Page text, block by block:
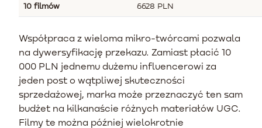
10 filmów 6628 PLN
Współpraca z wieloma mikro-twórcami pozwala
na dywersyfikację przekazu. Zamiast płacić 10
000 PLN jednemu dużemu influencerowi za
jeden post o wątpliwej skuteczności
sprzedażowej, marka może przeznaczyć ten sam
budżet na kilkanaście różnych materiałów UGC.
Filmy te można później wielokrotnie